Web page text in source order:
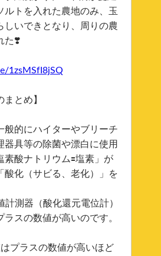
ルトを入れた農地のみ、玉
しいできとなり、周りの農
た❣️
1zsMSfI8jSQ
まとめ】
般的にハイターやブリーチ
器具等の除菌や漂白に使用
素酸ナトリウム🟰塩素」が
酸化（サビる、老化）」を
計測器（酸化還元電位計）
ラスの数値が高いのです。
プラスの数値が高いほど